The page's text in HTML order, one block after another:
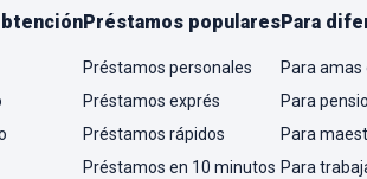
Préstamos populares
Préstamos personales
Préstamos exprés
Préstamos rápidos
Préstamos en 10 minutos
Para
Para amas
Para
Para
Para